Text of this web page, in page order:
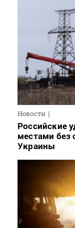
Новости
Российские
местами без
Украины